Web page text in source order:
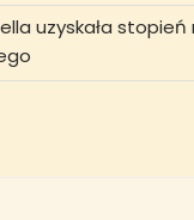
uzyskała